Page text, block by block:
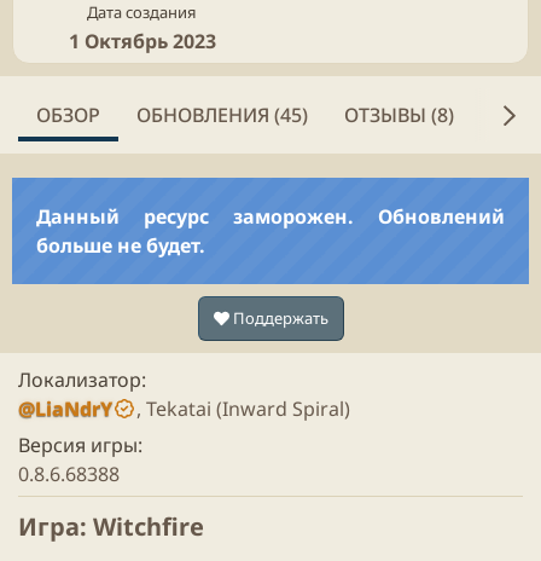
Дата создания
1 Октябрь 2023
ОБЗОР ОБНОВЛЕНИЯ (45) ОТЗЫВЫ (8)
Данный ресурс заморожен. Обновлений
больше не будет.
Поддержать
Локализатор
@LiaNdrY
, Tekatai (Inward Spiral)
Версия игры
0.8.6.68388
Игра: Witchfire​